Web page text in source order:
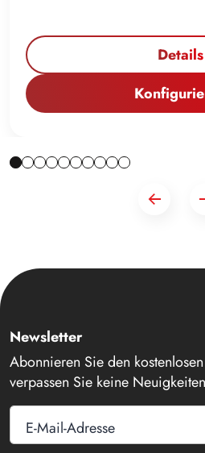
Details
Newsletter
Abonnieren Sie den
verpassen Sie keine
E-Mail-Adresse